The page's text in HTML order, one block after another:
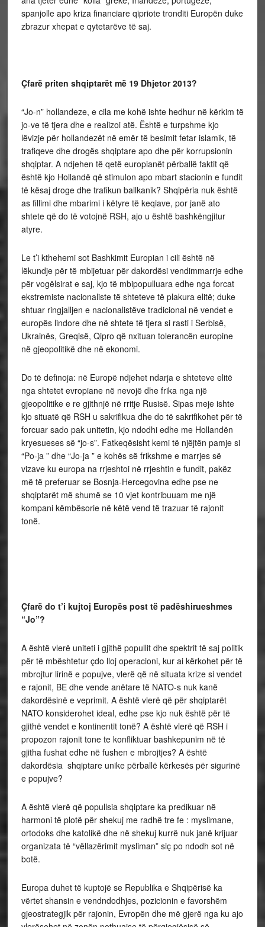
spanjolle apo kriza financiare qipriote tronditi Europën duke
zbrazur xhepat e qytetarëve të saj.
Çfarë priten shqiptarët më 19 Dhjetor 2013?
“Jo-n” hollandeze, e cila me kohë ishte hedhur në kërkim të
jo-ve të tjera dhe e realizoi atë. Është e turpshme kjo
lëvizje për hollandezët në emër të besimit fetar islamik, të
trafiqeve dhe drogës shqiptare apo dhe për korrupsionin
shqiptar. A ndjehen të qetë europianët përballë faktit që
është kjo Hollandë që stimulon apo mbart stacionin e fundit
të kësaj droge dhe trafikun ballkanik? Shqipëria nuk është
as fillimi dhe mbarimi i këtyre të keqiave, por janë ato
shtete që do të votojnë RSH, ajo u është bashkëngjitur
atyre.
Le t’i kthehemi sot Bashkimit Europian i cili është në
lëkundje për të mbijetuar për dakordësi vendimmarrje edhe
për vogëlsirat e saj, kjo të mbipopulluara edhe nga forcat
ekstremiste nacionaliste të shteteve të plakura elitë; duke
shtuar ringjalljen e nacionalistëve tradicional në vendet e
europës lindore dhe në shtete të tjera si rasti i Serbisë,
Ukrainës, Greqisë, Qipro që nxituan tolerancën europine
në gjeopolitikë dhe në ekonomi.
Do të definoja: në Europë ndjehet ndarja e shteteve elitë
nga shtetet evropiane në nevojë dhe frika nga një
gjeopolitike e re gjithnjë në rritje Rusisë. Sipas meje ishte
kjo situatë që RSH u sakrifikua dhe do të sakrifikohet për të
forcuar sado pak unitetin, kjo ndodhi edhe me Hollandën
kryesueses së “jo-s”. Fatkeqësisht kemi të njëjtën pamje si
“Po-ja ” dhe “Jo-ja ” e kohës së frikshme e marrjes së
vizave ku europa na rrjeshtoi në rrjeshtin e fundit, pakëz
më të preferuar se Bosnja-Hercegovina edhe pse ne
shqiptarët më shumë se 10 vjet kontribuuam me një
kompani këmbësorie në këtë vend të trazuar të rajonit
tonë.
Çfarë do t’i kujtoj Europës post të padëshirueshmes
“Jo”?
A është vlerë uniteti i gjithë popullit dhe spektrit të saj politik
për të mbështetur çdo lloj operacioni, kur ai kërkohet për të
mbrojtur lirinë e popujve, vlerë që në situata krize si vendet
e rajonit, BE dhe vende anëtare të NATO-s nuk kanë
dakordësinë e veprimit. A është vlerë që për shqiptarët
NATO konsiderohet ideal, edhe pse kjo nuk është për të
gjithë vendet e kontinentit tonë? A është vlerë që RSH i
propozon rajonit tone te konfliktuar bashkepunim në të
gjitha fushat edhe në fushen e mbrojtjes? A është
dakordësia shqiptare unike përballë kërkesës për sigurinë
e popujve?
A është vlerë që popullsia shqiptare ka predikuar në
harmoni të plotë për shekuj me radhë tre fe : myslimane,
ortodoks dhe katolikë dhe në shekuj kurrë nuk janë krijuar
organizata të “vëllazërimit mysliman” siç po ndodh sot në
botë.
Europa duhet të kuptojë se Republika e Shqipërisë ka
vërtet shansin e vendndodhjes, pozicionin e favorshëm
gjeostrategjik për rajonin, Evropën dhe më gjerë nga ku ajo